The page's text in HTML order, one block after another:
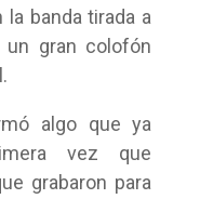
banda tirada a
gran colofón
algo que ya
vez que
grabaron para